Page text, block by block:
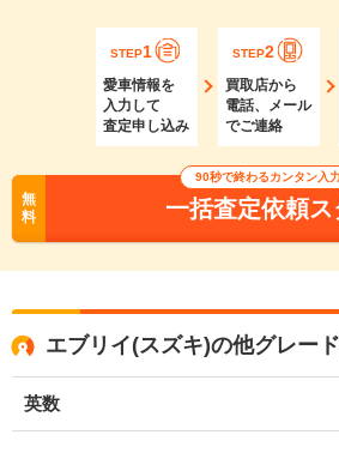
STEP1
愛車情報を
入力して
査定申し込み
STEP2
買取店から
電話、メール
でご連絡
無
料
90秒で終わるカンタン入力
一括査定依頼ス
エブリイ(スズキ)の他グレー
英数